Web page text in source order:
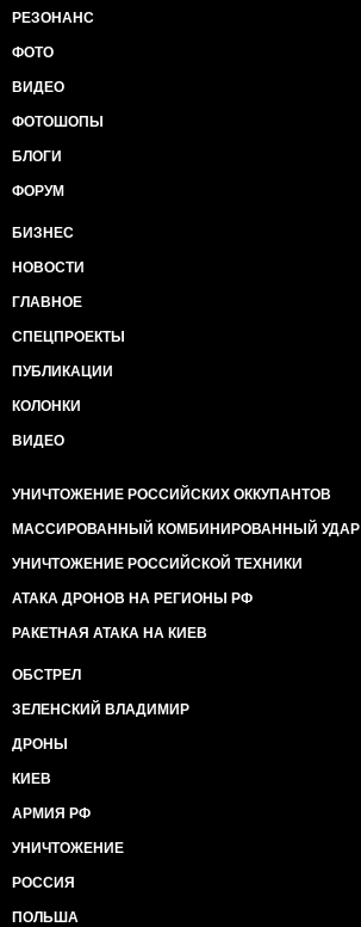
РЕЗОНАНС
ФОТО
ВИДЕО
ФОТОШОПЫ
БЛОГИ
ФОРУМ
БИЗНЕС
НОВОСТИ
ГЛАВНОЕ
СПЕЦПРОЕКТЫ
ПУБЛИКАЦИИ
КОЛОНКИ
ВИДЕО
УНИЧТОЖЕНИЕ РОССИЙСКИХ ОККУПАНТОВ
МАССИРОВАННЫЙ КОМБИНИРОВАННЫЙ УДАР
УНИЧТОЖЕНИЕ РОССИЙСКОЙ ТЕХНИКИ
АТАКА ДРОНОВ НА РЕГИОНЫ РФ
РАКЕТНАЯ АТАКА НА КИЕВ
ОБСТРЕЛ
ЗЕЛЕНСКИЙ ВЛАДИМИР
ДРОНЫ
КИЕВ
АРМИЯ РФ
УНИЧТОЖЕНИЕ
РОССИЯ
ПОЛЬША